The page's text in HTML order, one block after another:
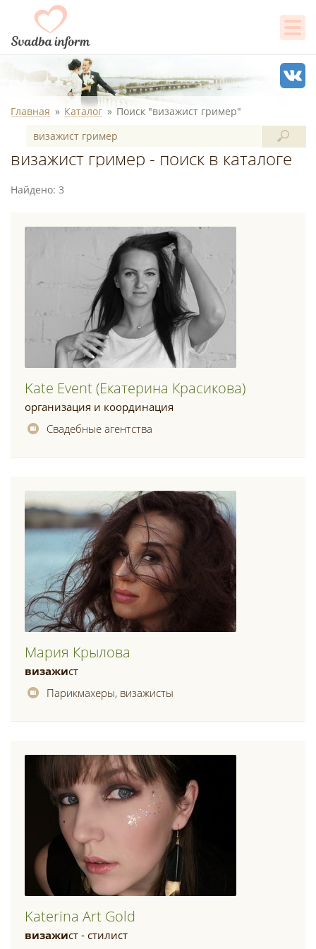
Главная Каталог Поиск "визажист гример"
визажист гример - поиск в каталоге
Найдено: 3
Kate Event (екатерина Красикова)
организация и координация
Свадебные агентства
Мария Крылова
визажист
Парикмахеры, визажисты
Katerina Art Gold
визажист - стилист